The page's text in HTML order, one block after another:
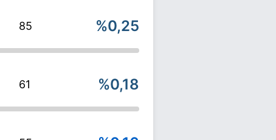
85 %0,25
61 %0,18